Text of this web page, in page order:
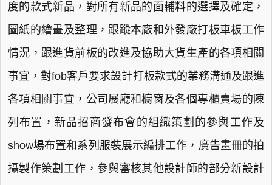
度的款式新品，對所有新品的面輔料的選擇及確定，
圖紙的繪畫及整理，跟蹤本廠和外發廠打板車板工作
情況，跟進貨前板的改進及協助大貨生產的各項相關
事宜，對fob客戶要求設計打板款式的業務溝通及跟進
各項相關事宜，公司展廳和櫥窗及各個專櫃賣場的陳
列布置，新品招商發布會的組織策劃的參與工作及
show場布置和系列服裝展示編排工作，廣告畫冊的拍
攝製作策劃工作，參與審核其他設計師的部分新設計